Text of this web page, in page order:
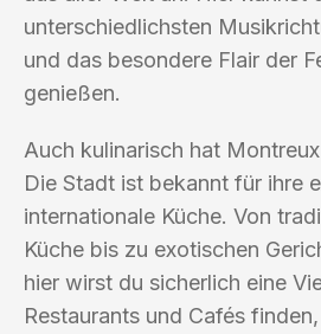
unterschiedlichsten
und das besondere Flair der
genießen.
Auch kulinarisch hat
Die Stadt ist bekannt für ihre
internationale Küche. Von
Küche bis zu exotischen
hier wirst du sicherlich eine
Restaurants und Cafés